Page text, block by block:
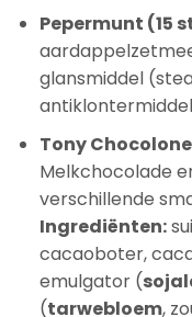
Pepermunt (15
glansmiddel
Tony
Melkchocolade
verschillende
Ingrediënten:
cacaoboter,
emulgator (
(tarwebloem,